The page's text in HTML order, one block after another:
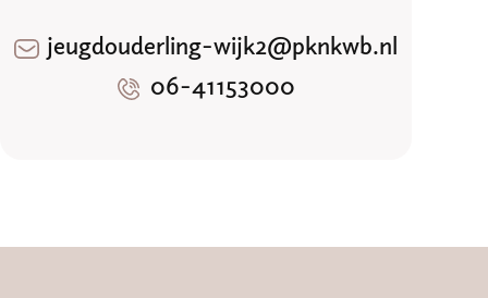
jeugdouderling-wijk2@pknkwb.nl
06-41153000